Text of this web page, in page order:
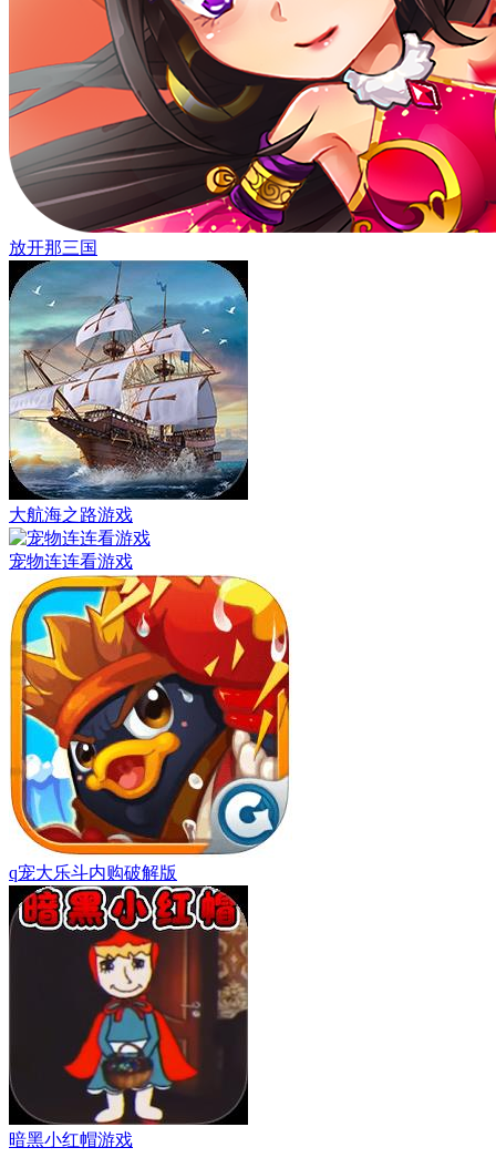
放开那三国
大航海之路游戏
宠物连连看游戏
q宠大乐斗内购破解版
暗黑小红帽游戏